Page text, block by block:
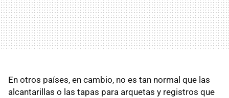
En otros países, en cambio, no es tan normal que las
alcantarillas o las tapas para arquetas y registros que